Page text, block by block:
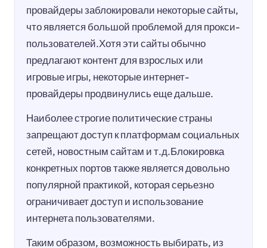
провайдеры заблокировали некоторые сайты,
что является большой проблемой для прокси-
пользователей.Хотя эти сайты обычно
предлагают контент для взрослых или
игровые игры, некоторые интернет-
провайдеры продвинулись еще дальше.
Наиболее строгие политические страны
запрещают доступ к платформам социальных
сетей, новостным сайтам и т.д.Блокировка
конкретных портов также является довольно
популярной практикой, которая серьезно
ограничивает доступ и использование
интернета пользователями.
Таким образом, возможность выбирать, из